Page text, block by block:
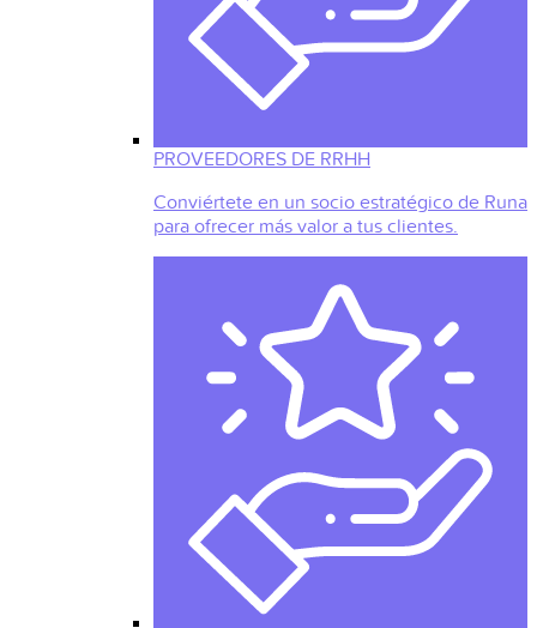
PROVEEDORES DE RRHH
Conviértete en un socio estratégico de Runa
para ofrecer más valor a tus clientes.